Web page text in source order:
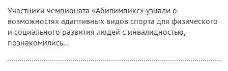
Участники чемпионата «Абилимпикс» узнали о
возможностях адаптивных видов спорта для физического
и социального развития людей с инвалидностью,
познакомились...